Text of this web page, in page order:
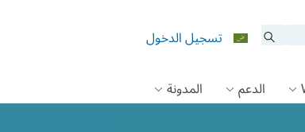
تسجيل الدخول
الدعم المدونة